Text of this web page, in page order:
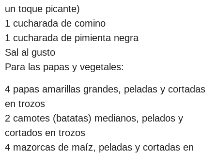
e
l
a
p
u
un toque picante)
1 cucharada de comino
1 cucharada de pimienta negra
Sal al gusto
Para las papas y vegetales:
4 papas amarillas grandes, peladas y cortadas
en trozos
2 camotes (batatas) medianos, pelados y
cortados en trozos
4 mazorcas de maíz, peladas y cortadas en